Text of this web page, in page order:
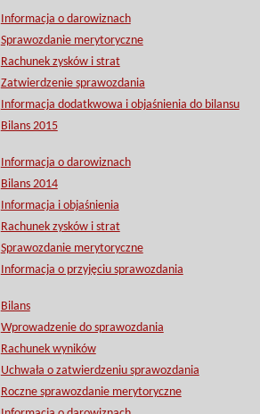
Informacja o darowiznach
Sprawozdanie merytoryczne
Rachunek zysków i strat
Zatwierdzenie sprawozdania
Informacja dodatkwowa i objaśnienia do bilansu
Bilans 2015
Informacja o darowiznach
Bilans 2014
Informacja i objaśnienia
Rachunek zysków i strat
Sprawozdanie merytoryczne
Informacja o przyjęciu sprawozdania
Bilans
Wprowadzenie do sprawozdania
Rachunek wyników
Uchwała o zatwierdzeniu sprawozdania
Roczne sprawozdanie merytoryczne